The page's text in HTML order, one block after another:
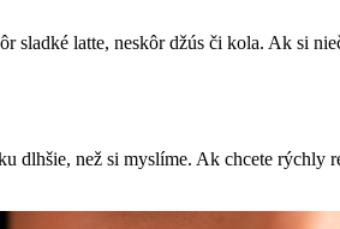
sladké latte, neskôr džús či kola. Ak si
než si myslíme. Ak chcete rýchly